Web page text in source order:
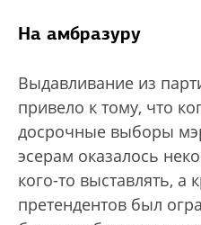
На амбразуру
Выдавливание из
привело к тому, что
досрочные выборы
эсерам оказалось
кого-то выставлять, а
претендентов был